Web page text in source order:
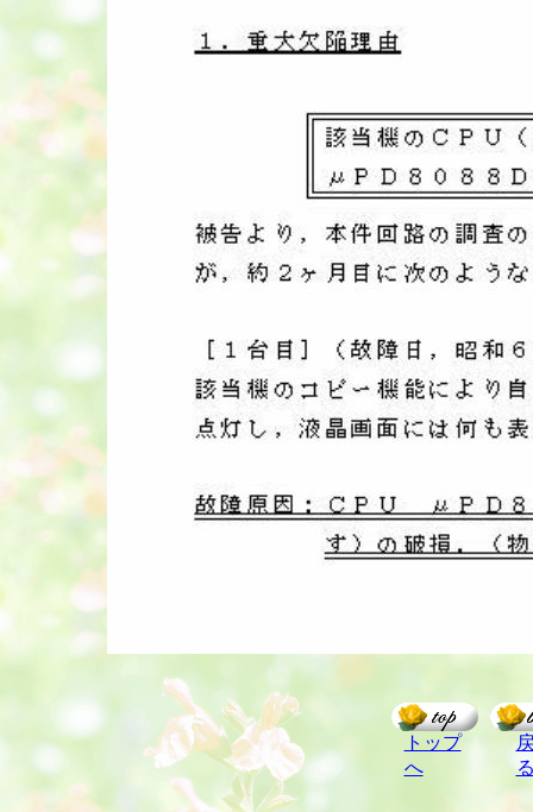
トップ
へ